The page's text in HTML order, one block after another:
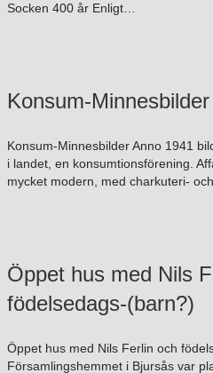
Socken 400 år Enligt…
Konsum-Minnesbilder
Konsum-Minnesbilder Anno 1941
i landet, en konsumtionsförening.
mycket modern, med charkuteri-
Öppet hus med Nils
födelsedags-(barn?)
Öppet hus med Nils Ferlin och
Församlingshemmet i Bjursås var